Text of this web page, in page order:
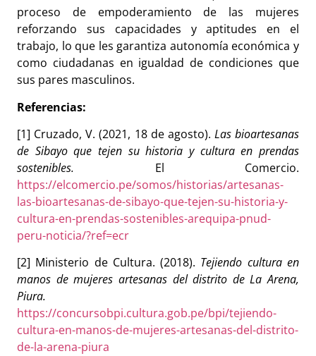
proceso de empoderamiento de las mujeres
reforzando sus capacidades y aptitudes en el
trabajo, lo que les garantiza autonomía económica y
como ciudadanas en igualdad de condiciones que
sus pares masculinos.
Referencias:
[1] Cruzado, V. (2021, 18 de agosto). Las bioartesanas
de Sibayo que tejen su historia y cultura en prendas
sostenibles. El Comercio.
https://elcomercio.pe/somos/historias/artesanas-
las-bioartesanas-de-sibayo-que-tejen-su-historia-y-
cultura-en-prendas-sostenibles-arequipa-pnud-
peru-noticia/?ref=ecr
[2] Ministerio de Cultura. (2018). Tejiendo cultura en
manos de mujeres artesanas del distrito de La Arena,
Piura.
https://concursobpi.cultura.gob.pe/bpi/tejiendo-
cultura-en-manos-de-mujeres-artesanas-del-distrito-
de-la-arena-piura